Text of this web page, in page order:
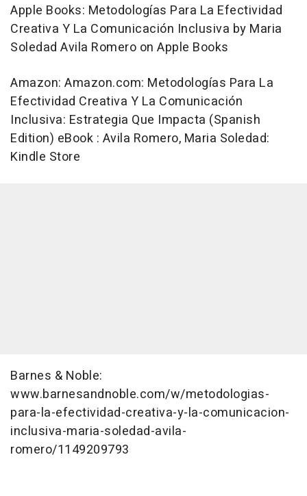
Apple Books: Metodologías Para La Efectividad
Creativa Y La Comunicación Inclusiva by Maria
Soledad Avila Romero on Apple Books
Amazon: Amazon.com: Metodologías Para La
Efectividad Creativa Y La Comunicación
Inclusiva: Estrategia Que Impacta (Spanish
Edition) eBook : Avila Romero, Maria Soledad:
Kindle Store
Barnes & Noble:
www.barnesandnoble.com/w/metodologias-
para-la-efectividad-creativa-y-la-comunicacion-
inclusiva-maria-soledad-avila-
romero/1149209793